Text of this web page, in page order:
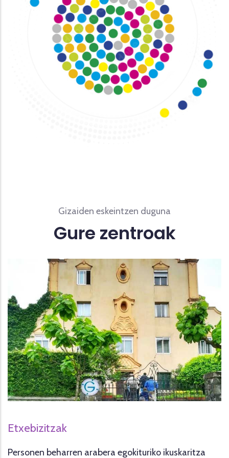
Gizaiden eskeintzen duguna
Gure zentroak
Etxebizitzak
Personen beharren arabera egokituriko ikuskaritza